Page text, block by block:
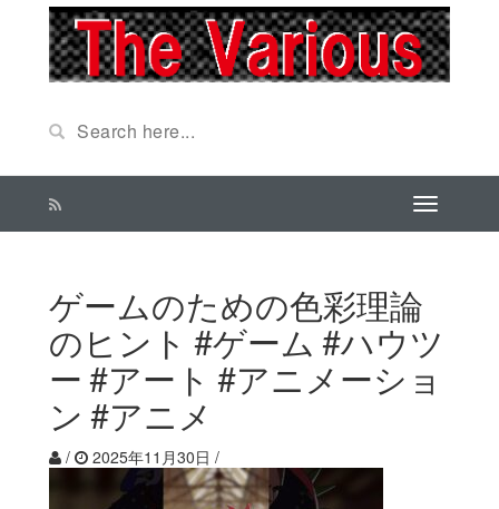
ゲームのための色彩理論
のヒント #ゲーム #ハウツ
ー #アート #アニメーショ
ン #アニメ
/ 2025年11月30日 /